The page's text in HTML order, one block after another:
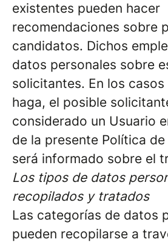
existentes pueden hacer
recomendaciones sobre
candidatos. Dichos
datos personales sobre
solicitantes. En los
haga, el posible
considerado un Usuario
de la presente Política
será informado sobre el
Los tipos de datos
recopilados y tratados
Las categorías de datos
pueden recopilarse a